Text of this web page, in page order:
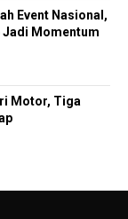
Event Nasional,
Jadi Momentum
Motor, Tiga